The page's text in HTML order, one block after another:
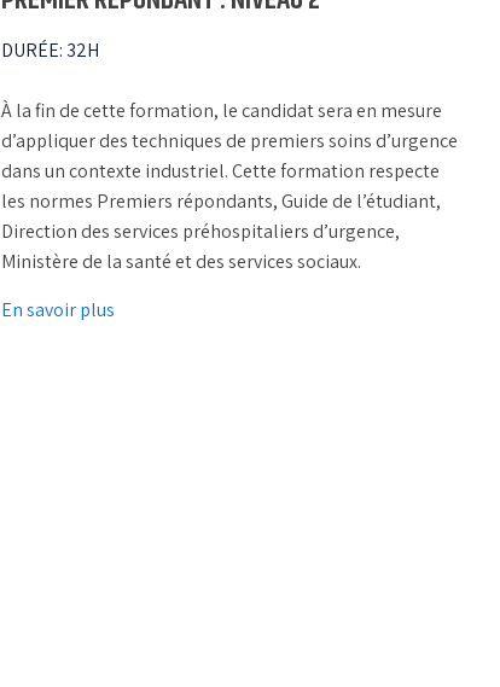
DURÉE: 32H
À la fin de cette formation, le candidat sera en mesure
d’appliquer des techniques de premiers soins d’urgence
dans un contexte industriel. Cette formation respecte
les normes Premiers répondants, Guide de l’étudiant,
Direction des services préhospitaliers d’urgence,
Ministère de la santé et des services sociaux.
En savoir plus